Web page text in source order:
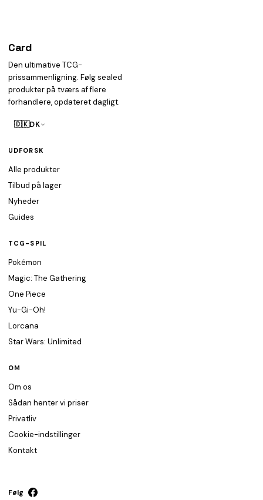
Card
Den ultimative TCG-
prissammenligning. Følg sealed
produkter på tværs af flere
forhandlere, opdateret dagligt.
🇩🇰DK
UDFORSK
Alle produkter
Tilbud på lager
Nyheder
Guides
TCG-SPIL
Pokémon
Magic: The Gathering
One Piece
Yu-Gi-Oh!
Lorcana
Star Wars: Unlimited
OM
Om os
Sådan henter vi priser
Privatliv
Cookie-indstillinger
Kontakt
Følg